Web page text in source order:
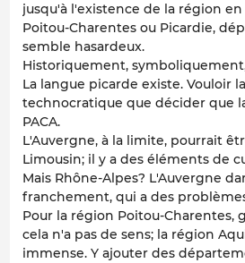
jusqu'à l'existence de la région
Poitou-Charentes ou Picardie,
semble hasardeux.
Historiquement,
La langue picarde existe. Vouloir
technocratique que décider que
PACA.
L'Auvergne, à la limite, pourrait
Limousin; il y a des éléments de
Mais Rhône-Alpes? L'Auvergne
franchement, qui a des
Pour la région Poitou-Charentes,
cela n'a pas de sens; la région
immense. Y ajouter des